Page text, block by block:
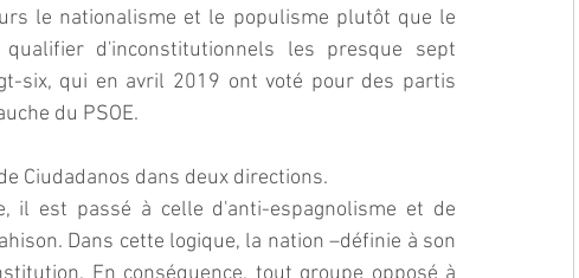
le nationalisme et le populisme plutôt que le
d'inconstitutionnels les presque sept
six, qui en avril 2019 ont voté pour des partis
du PSOE.
Ciudadanos dans deux directions.
il est passé à celle d'anti-espagnolisme et de
Dans cette logique, la nation –définie à son